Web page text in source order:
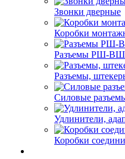
Звонки дверные
Коробки
Разъемы РШ-ВШ
Разъемы,
Силовые
Удлинители,
Коробки